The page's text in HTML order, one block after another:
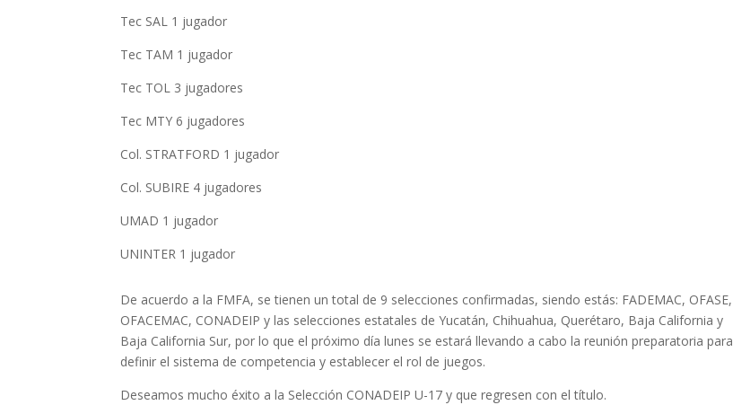
Tec SAL 1 jugador
Tec TAM 1 jugador
Tec TOL 3 jugadores
Tec MTY 6 jugadores
Col. STRATFORD 1 jugador
Col. SUBIRE 4 jugadores
UMAD 1 jugador
UNINTER 1 jugador
De acuerdo a la FMFA, se tienen un total de 9 selecciones confirmadas, siendo estás: FADEMAC, OFASE,
OFACEMAC, CONADEIP y las selecciones estatales de Yucatán, Chihuahua, Querétaro, Baja California y
Baja California Sur, por lo que el próximo día lunes se estará llevando a cabo la reunión preparatoria para
definir el sistema de competencia y establecer el rol de juegos.
Deseamos mucho éxito a la Selección CONADEIP U-17 y que regresen con el título.